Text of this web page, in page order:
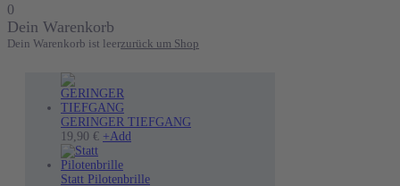
0
Dein Warenkorb
Dein Warenkorb ist leerzurück um Shop
GERINGER TIEFGANG
19,90 € +Add
Statt Pilotenbrille